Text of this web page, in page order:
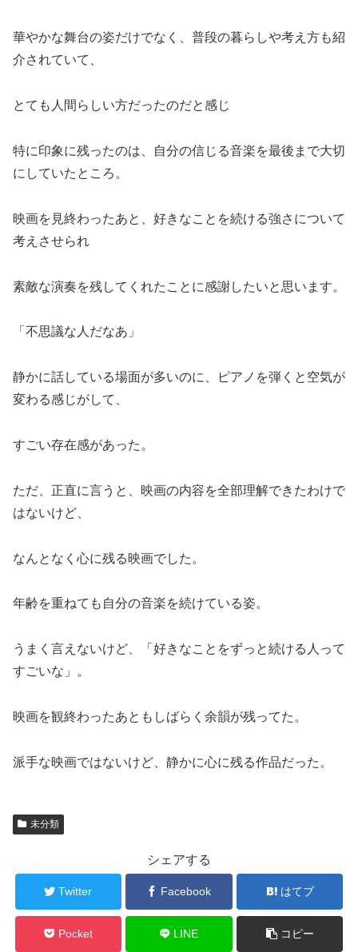
華やかな舞台の姿だけでなく、普段の暮らしや考え方も紹
介されていて、
とても人間らしい方だったのだと感じ
特に印象に残ったのは、自分の信じる音楽を最後まで大切
にしていたところ。
映画を見終わったあと、好きなことを続ける強さについて
考えさせられ
素敵な演奏を残してくれたことに感謝したいと思います。
「不思議な人だなあ」
静かに話している場面が多いのに、ピアノを弾くと空気が
変わる感じがして、
すごい存在感があった。
ただ、正直に言うと、映画の内容を全部理解できたわけで
はないけど、
なんとなく心に残る映画でした。
年齢を重ねても自分の音楽を続けている姿。
うまく言えないけど、「好きなことをずっと続ける人って
すごいな」。
映画を観終わったあともしばらく余韻が残ってた。
派手な映画ではないけど、静かに心に残る作品だった。
未分類
シェアする
Twitter Facebook はてブ
Pocket LINE コピー